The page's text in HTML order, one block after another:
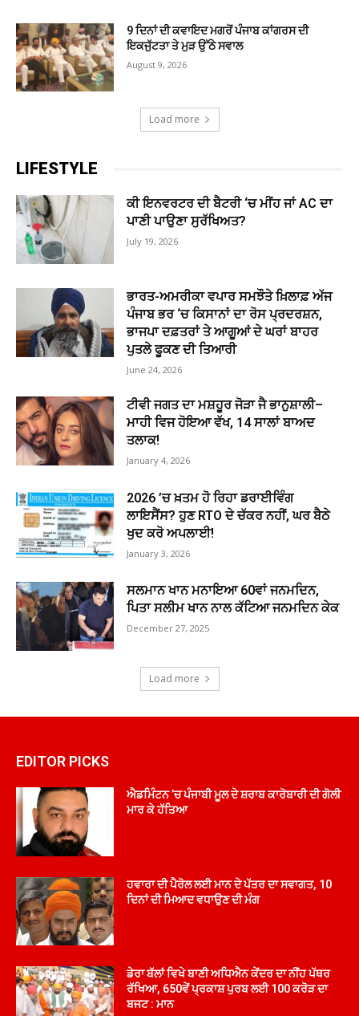
9 ਦਿਨਾਂ ਦੀ ਕਵਾਇਦ ਮਗਰੋਂ ਪੰਜਾਬ ਕਾਂਗਰਸ ਦੀ
ਇਕਜੁੱਟਤਾ ਤੇ ਮੁੜ ਉੱਠੇ ਸਵਾਲ
August 9, 2026
Load more
LIFESTYLE
ਕੀ ਇਨਵਰਟਰ ਦੀ ਬੈਟਰੀ ‘ਚ ਮੀਂਹ ਜਾਂ AC ਦਾ
ਪਾਣੀ ਪਾਉਣਾ ਸੁਰੱਖਿਅਤ?
July 19, 2026
ਭਾਰਤ-ਅਮਰੀਕਾ ਵਪਾਰ ਸਮਝੌਤੇ ਖ਼ਿਲਾਫ਼ ਅੱਜ
ਪੰਜਾਬ ਭਰ ‘ਚ ਕਿਸਾਨਾਂ ਦਾ ਰੋਸ ਪ੍ਰਦਰਸ਼ਨ,
ਭਾਜਪਾ ਦਫ਼ਤਰਾਂ ਤੇ ਆਗੂਆਂ ਦੇ ਘਰਾਂ ਬਾਹਰ
ਪੁਤਲੇ ਫੂਕਣ ਦੀ ਤਿਆਰੀ
June 24, 2026
ਟੀਵੀ ਜਗਤ ਦਾ ਮਸ਼ਹੂਰ ਜੋੜਾ ਜੈ ਭਾਨੁਸ਼ਾਲੀ–
ਮਾਹੀ ਵਿਜ ਹੋਇਆ ਵੱਖ, 14 ਸਾਲਾਂ ਬਾਅਦ
ਤਲਾਕ!
January 4, 2026
2026 ’ਚ ਖ਼ਤਮ ਹੋ ਰਿਹਾ ਡਰਾਈਵਿੰਗ
ਲਾਇਸੈਂਸ? ਹੁਣ RTO ਦੇ ਚੱਕਰ ਨਹੀਂ, ਘਰ ਬੈਠੇ
ਖੁਦ ਕਰੋ ਅਪਲਾਈ!
January 3, 2026
ਸਲਮਾਨ ਖਾਨ ਮਨਾਇਆ 60ਵਾਂ ਜਨਮਦਿਨ,
ਪਿਤਾ ਸਲੀਮ ਖਾਨ ਨਾਲ ਕੱਟਿਆ ਜਨਮਦਿਨ ਕੇਕ
December 27, 2025
Load more
EDITOR PICKS
ਐਡਮਿੰਟਨ ’ਚ ਪੰਜਾਬੀ ਮੂਲ ਦੇ ਸ਼ਰਾਬ ਕਾਰੋਬਾਰੀ ਦੀ ਗੋਲੀ
ਮਾਰ ਕੇ ਹੱਤਿਆ
ਹਵਾਰਾ ਦੀ ਪੈਰੋਲ ਲਈ ਮਾਨ ਦੇ ਪੱਤਰ ਦਾ ਸਵਾਗਤ, 10
ਦਿਨਾਂ ਦੀ ਮਿਆਦ ਵਧਾਉਣ ਦੀ ਮੰਗ
ਡੇਰਾ ਬੱਲਾਂ ਵਿਖੇ ਬਾਣੀ ਅਧਿਐਨ ਕੇਂਦਰ ਦਾ ਨੀਂਹ ਪੱਥਰ
ਰੱਖਿਆ, 650ਵੇਂ ਪ੍ਰਕਾਸ਼ ਪੁਰਬ ਲਈ 100 ਕਰੋੜ ਦਾ
ਬਜਟ : ਮਾਨ